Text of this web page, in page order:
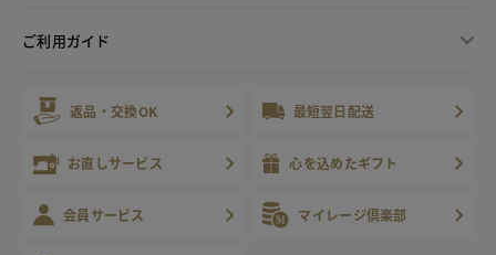
ご利用ガイド
返品・交換OK 最短翌日配送
お直しサービス 心を込めたギフト
会員サービス マイレージ倶楽部